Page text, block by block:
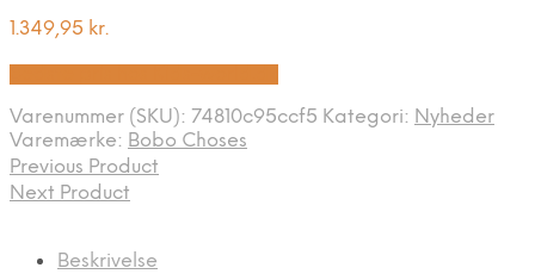
1.349,95 kr.
Varenummer (SKU): 74810c95ccf5 Kategori: Nyheder
Varemærke: Bobo Choses
Previous Product
Next Product
Beskrivelse